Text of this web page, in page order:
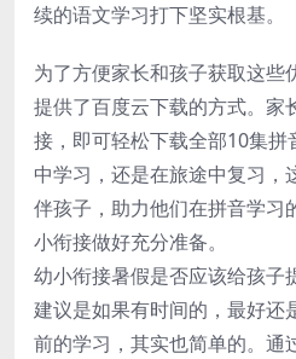
续的语文学习打下坚实根基。
为了方便家长和孩子获取这些
提供了百度云下载的方式。家
接，即可轻松下载全部10集
中学习，还是在旅途中复习，
伴孩子，助力他们在拼音学习
小衔接做好充分准备。
幼小衔接暑假是否应该给孩子
建议是如果有时间的，最好还
前的学习，其实也简单的。通